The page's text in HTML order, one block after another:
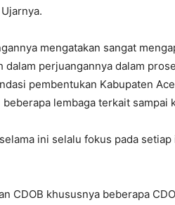
mengatakan sangat
perjuangannya dalam
pembentukan Kabupaten
lembaga terkait sampai
ini selalu fokus pada
CDOB khususnya beberapa